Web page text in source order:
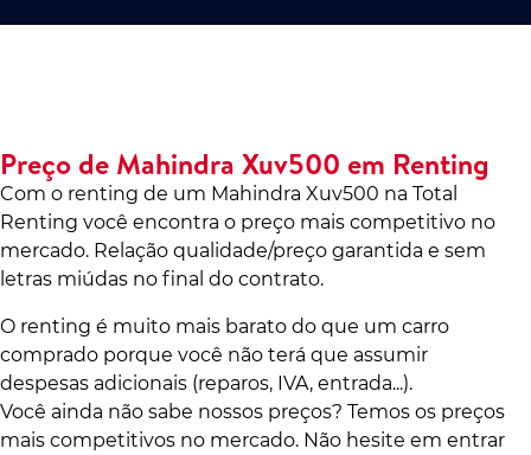
Preço de Mahindra Xuv500 em Renting
Com o renting de um Mahindra Xuv500 na Total
Renting você encontra o preço mais competitivo no
mercado. Relação qualidade/preço garantida e sem
letras miúdas no final do contrato.
O renting é muito mais barato do que um carro
comprado porque você não terá que assumir
despesas adicionais (reparos, IVA, entrada...).
Você ainda não sabe nossos preços? Temos os preços
mais competitivos no mercado. Não hesite em entrar